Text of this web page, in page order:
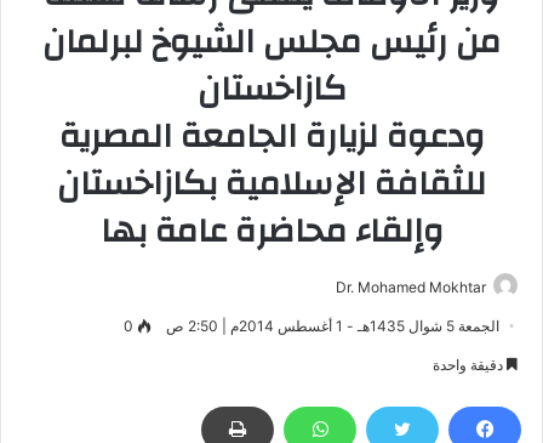
من رئيس مجلس الشيوخ لبرلمان
كازاخستان
ودعوة لزيارة الجامعة المصرية
للثقافة الإسلامية بكازاخستان
وإلقاء محاضرة عامة بها
Dr. Mohamed Mokhtar
الجمعة 5 شوال 1435هـ - 1 أغسطس 2014م | 2:50 ص 0
دقيقة واحدة